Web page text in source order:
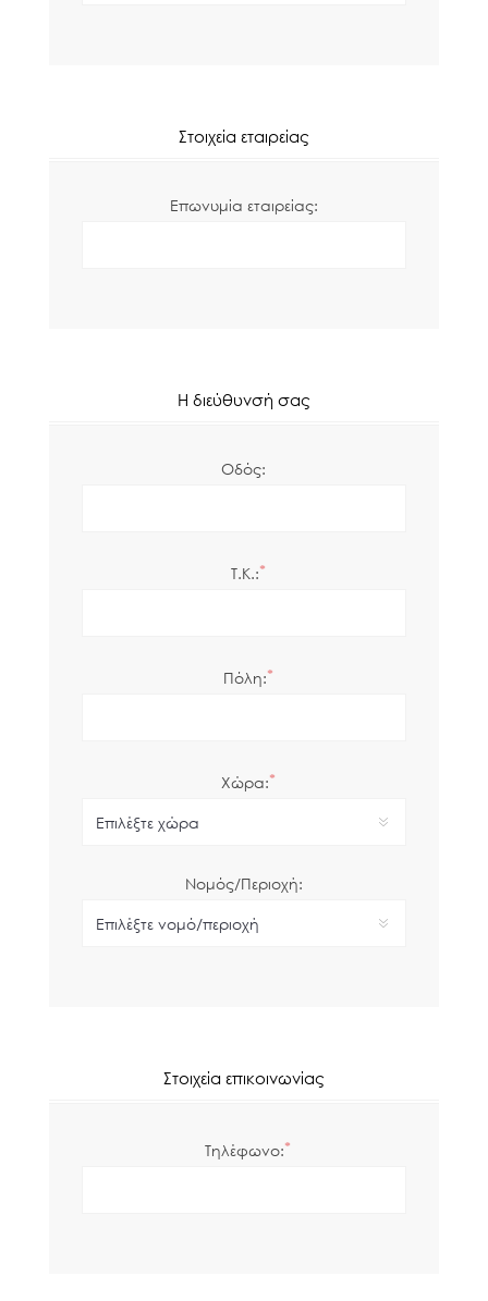
Στοιχεία εταιρείας
Επωνυμία εταιρείας:
Η διεύθυνσή σας
Οδός:
Τ.Κ.:*
Πόλη:*
Χώρα:*
Νομός/Περιοχή:
Στοιχεία επικοινωνίας
Τηλέφωνο:*